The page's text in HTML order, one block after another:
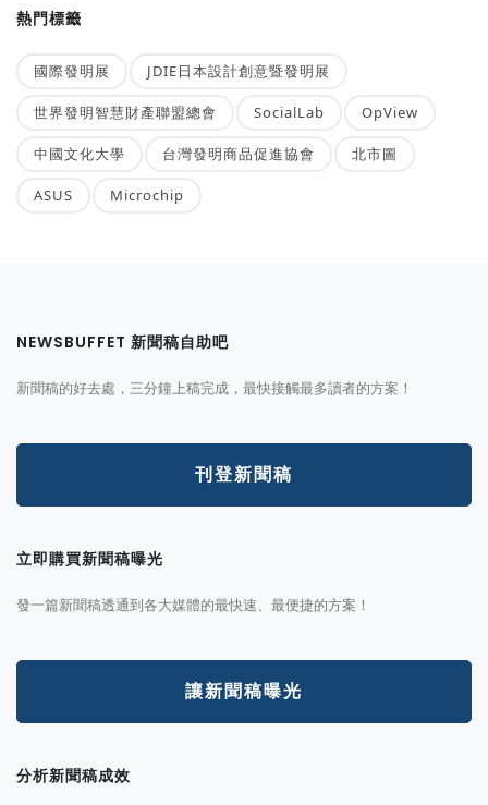
熱門標籤
國際發明展 JDIE日本設計創意暨發明展
世界發明智慧財產聯盟總會 SocialLab OpView
中國文化大學 台灣發明商品促進協會 北市圖
ASUS Microchip
NEWSBUFFET 新聞稿自助吧
新聞稿的好去處，三分鐘上稿完成，最快接觸最多讀者的方案！
刊登新聞稿
立即購買新聞稿曝光
發一篇新聞稿透通到各大媒體的最快速、最便捷的方案！
讓新聞稿曝光
分析新聞稿成效